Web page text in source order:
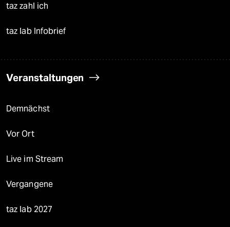
taz zahl ich
taz lab Infobrief
Veranstaltungen
Demnächst
Vor Ort
Live im Stream
Vergangene
taz lab 2027